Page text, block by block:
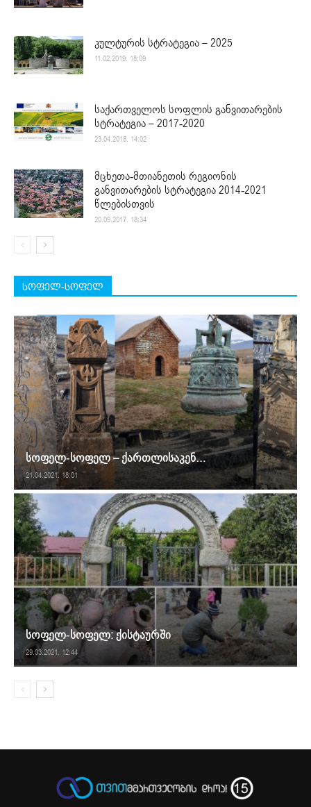
კულტურის სტრატეგია – 2025
11.02.2019. 18:09
საქართველოს სოფლის განვითარების
სტრატეგია – 2017-2020
23.04.2018. 14:02
მცხეთა-მთიანეთის რეგიონის
განვითარების სტრატეგია 2014-2021
წლებისთვის
20.09.2017. 18:34
სოფელ-სოფელ
სოფელ-სოფელ – ქართლისაკენ…
21.04.2021. 18:01
სოფელ-სოფელ: ქისტაურში
29.03.2021. 12:44